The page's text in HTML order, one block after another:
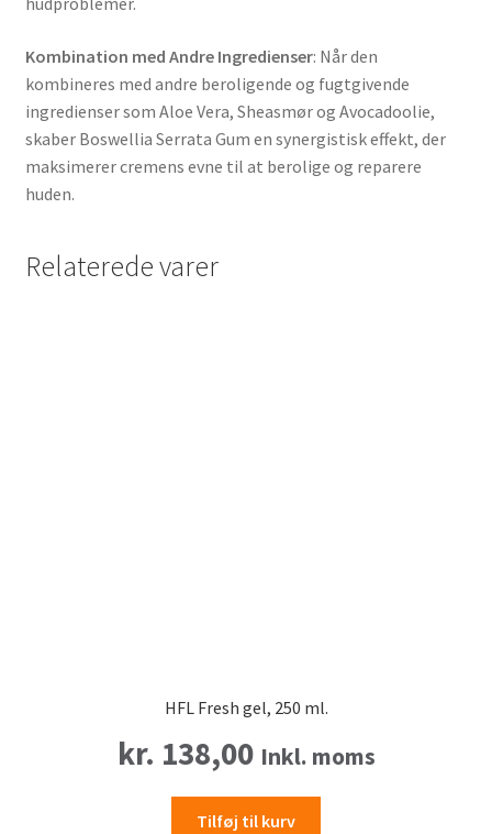
Kombination med Andre Ingredienser: Når den
kombineres med andre beroligende og fugtgivende
ingredienser som Aloe Vera, Sheasmør og Avocadoolie,
skaber Boswellia Serrata Gum en synergistisk effekt, der
maksimerer cremens evne til at berolige og reparere
huden.
Relaterede varer
HFL Fresh gel, 250 ml.
kr. 138,00 Inkl. moms
Tilføj til kurv